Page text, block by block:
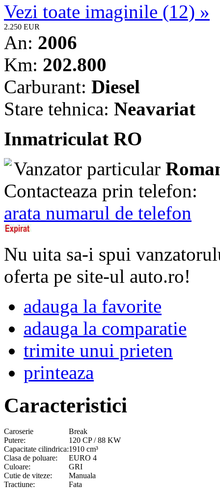
Vezi toate imaginile (12) »
2.250 EUR
An: 2006
Km: 202.800
Carburant: Diesel
Stare tehnica: Neavariat
Inmatriculat RO
Vanzator particular
Contacteaza prin telefon:
arata numarul de telefon
Nu uita sa-i spui
oferta pe site-ul auto.ro!
adauga la favorite
adauga la comparatie
trimite unui prieten
printeaza
Caracteristici
Caroserie
Break
Putere:
120 CP / 88 KW
Capacitate cilindrica:1910 cm³
Clasa de poluare:
EURO 4
Culoare:
GRI
Cutie de viteze:
Manuala
Tractiune:
Fata